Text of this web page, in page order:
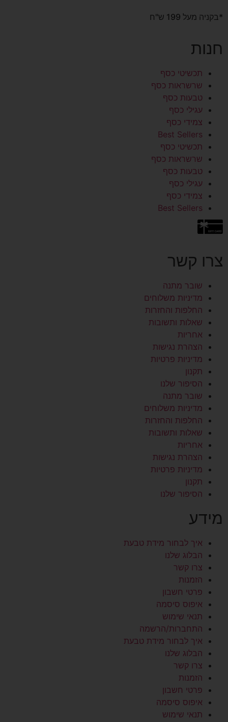
מידע
איך לבחור מידת טבעת
הבלוג שלנו
צרו קשר
הזמנות
פרטי חשבון
איפוס סיסמה
תנאי שימוש
התחברות/הרשמה
איך לבחור מידת טבעת
הבלוג שלנו
צרו קשר
הזמנות
פרטי חשבון
איפוס סיסמה
תנאי שימוש
צרו קשר
שובר מתנה
מדיניות משלוחים
החלפות והחזרות
שאלות ותשובות
אחריות
הצהרת נגישות
מדיניות פרטיות
תקנון
הסיפור שלנו
שובר מתנה
מדיניות משלוחים
החלפות והחזרות
שאלות ותשובות
אחריות
הצהרת נגישות
מדיניות פרטיות
תקנון
הסיפור שלנו
חנות
תכשיטי כסף
שרשראות כסף
טבעות כסף
עגילי כסף
צמידי כסף
Best Sellers
תכשיטי כסף
שרשראות כסף
טבעות כסף
עגילי כסף
צמידי כסף
Best Sellers
*בקניה מעל 199 ש"ח